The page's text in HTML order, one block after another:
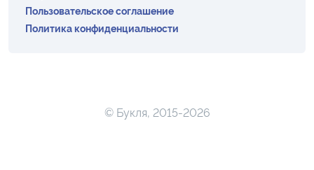
Пользовательское соглашение
Политика конфиденциальности
© Букля, 2015-2026